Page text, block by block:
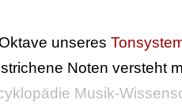
unseres
Noten versteht
Musik-